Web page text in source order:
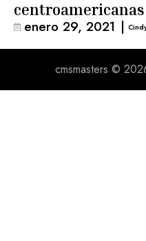
enero 29, 2021 |
cmsmasters ©